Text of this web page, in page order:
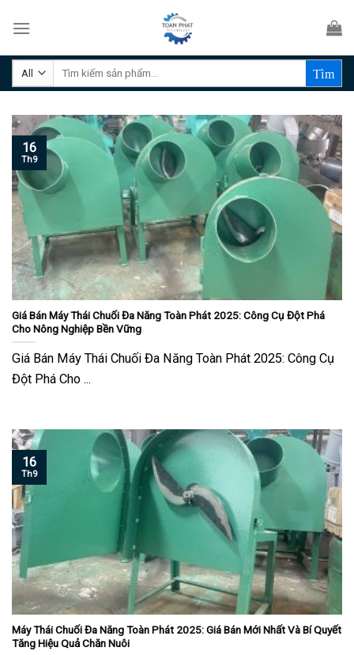
Tìm
Giá Bán Máy Thái Chuối Đa Năng Toàn Phát 2025: Công Cụ Đột Phá
Cho Nông Nghiệp Bền Vững
Giá Bán Máy Thái Chuối Đa Năng Toàn Phát 2025: Công Cụ
Đột Phá Cho ...
16
Th9
Máy Thái Chuối Đa Năng Toàn Phát 2025: Giá Bán Mới Nhất Và Bí Quyết
Tăng Hiệu Quả Chăn Nuôi
16
Th9